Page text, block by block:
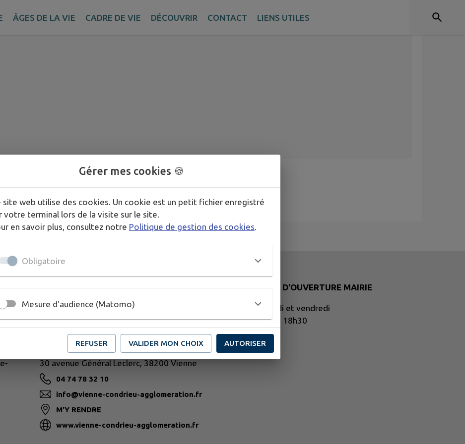
ÂGES DE LA VIE CADRE DE VIE DÉCOUVRIR CONTACT LIENS UTILES
VIENNE CONDRIEU AGGLOMÉRATION
30 avenue Général Leclerc, 38200 Vienne
04 74 78 32 10
info@vienne-condrieu-agglomeration.fr
M'Y RENDRE
www.vienne-condrieu-agglomeration.fr
HORAIRES D'OUVERTURE MAIRIE
Lundi, mardi et vendredi
de 14h30 à 18h30
Gérer mes cookies 🍪
site web utilise des cookies. Un cookie est un petit fichier enregistré
votre terminal lors de la visite sur le site.
en savoir plus, consultez notre Politique de gestion des cookies.
Obligatoire
Mesure d'audience (Matomo)
REFUSER VALIDER MON CHOIX AUTORISER